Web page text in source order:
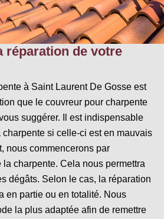
réparation de votre
à Saint Laurent De Gosse est
que le couvreur pour charpente
suggérer. Il est indispensable
si celle-ci est en mauvais
nous commencerons par
la charpente. Cela nous permettra
dégâts. Selon le cas, la réparation
en partie ou en totalité. Nous
la plus adaptée afin de remettre